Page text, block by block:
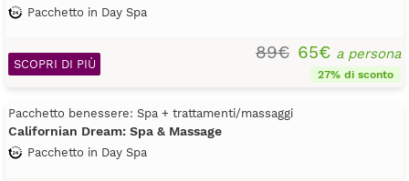
Pacchetto in Day Spa
89€ 65€ a persona
27% di sconto
SCOPRI DI PIÙ
Pacchetto benessere: Spa + trattamenti/massaggi
Californian Dream: Spa & Massage
Pacchetto in Day Spa